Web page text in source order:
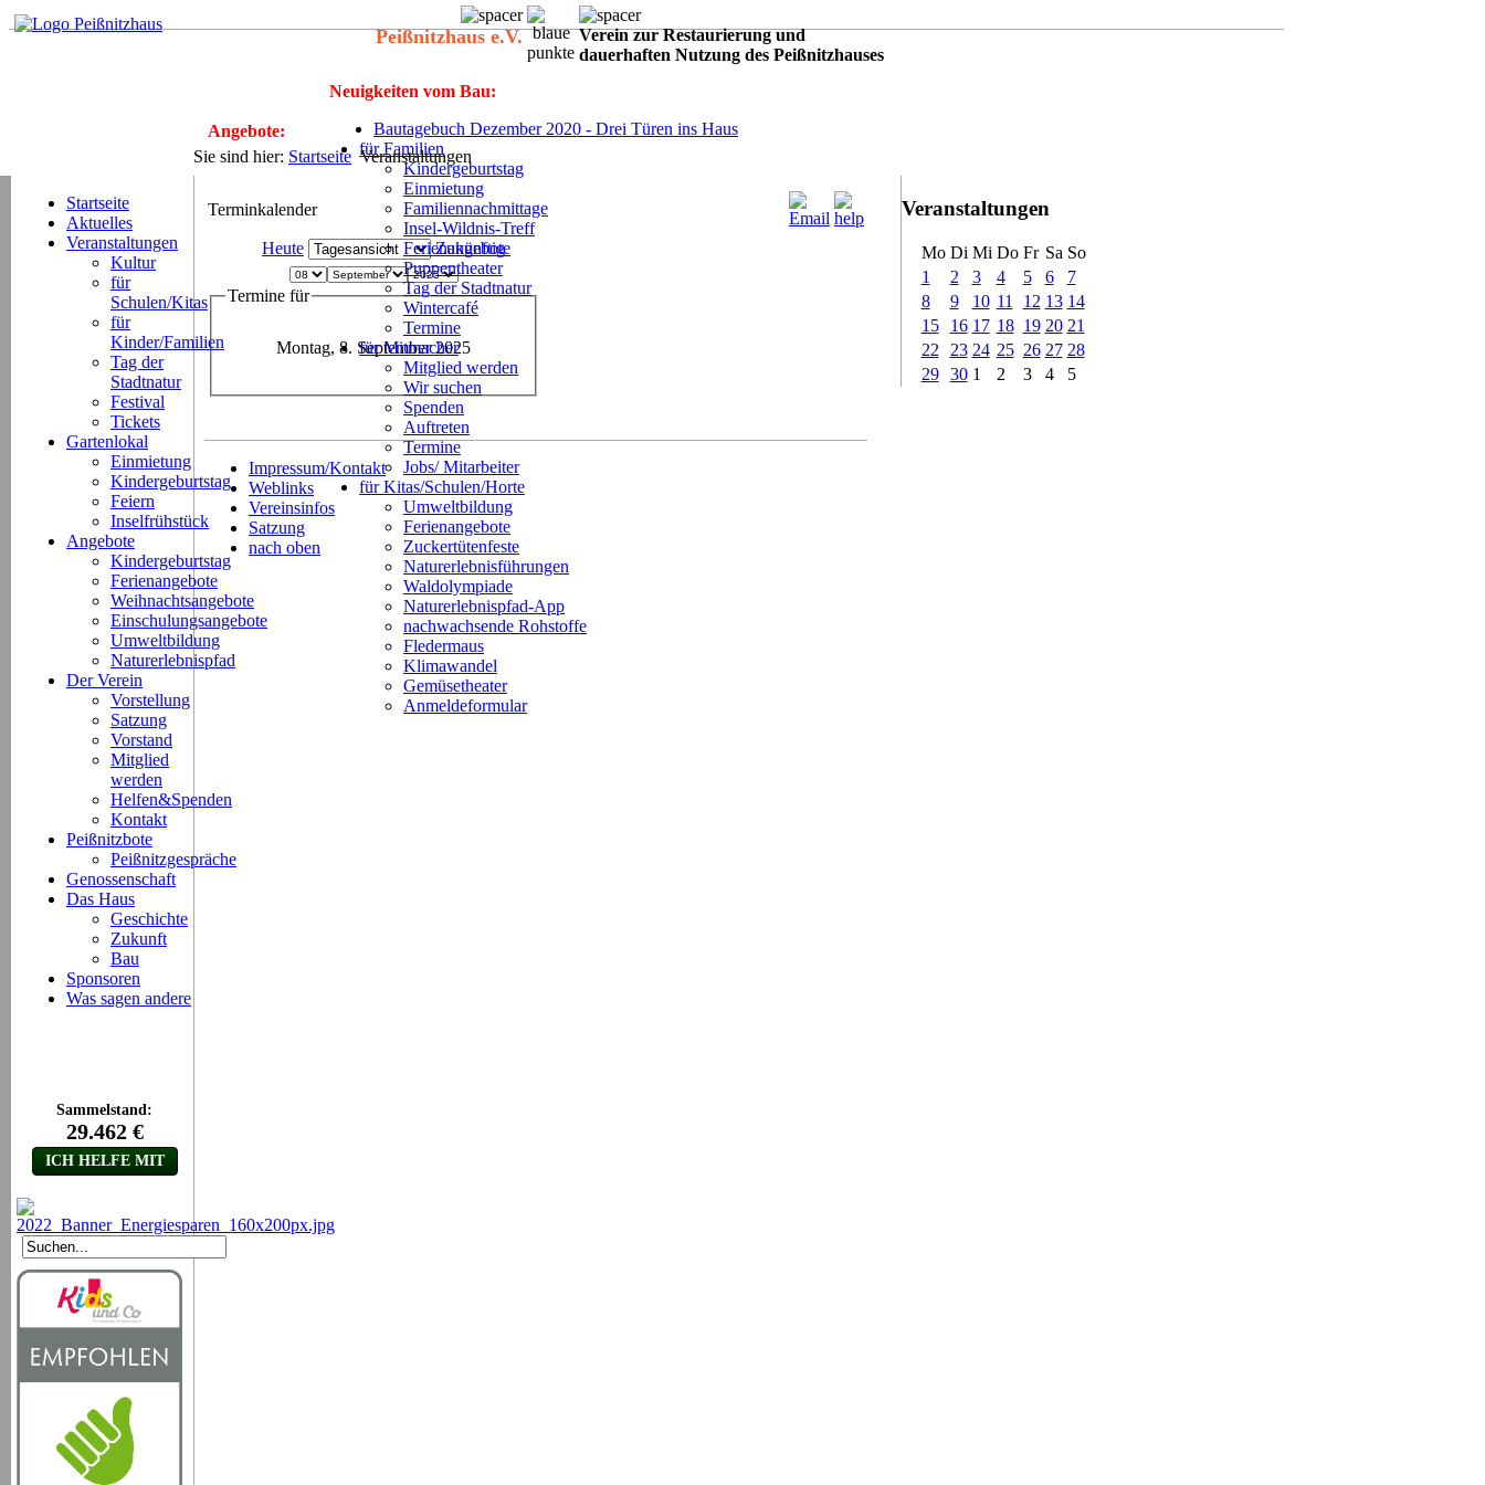
Peißnitzhaus e.V.
Verein zur Restaurierung und
dauerhaften Nutzung des Peißnitzhauses
Neuigkeiten vom Bau:
Bautagebuch Dezember 2020 - Drei Türen ins Haus
für Familien
Kindergeburtstag
Einmietung
Familiennachmittage
Insel-Wildnis-Treff
Ferienangebote
Puppentheater
Tag der Stadtnatur
Wintercafé
Termine
für Mitmacher
Mitglied werden
Wir suchen
Spenden
Auftreten
Termine
Jobs/ Mitarbeiter
für Kitas/Schulen/Horte
Umweltbildung
Ferienangebote
Zuckertütenfeste
Naturerlebnisführungen
Waldolympiade
Naturerlebnispfad-App
nachwachsende Rohstoffe
Fledermaus
Klimawandel
Gemüsetheater
Anmeldeformular
Angebote:
Sie sind hier: Startseite Veranstaltungen
Startseite
Aktuelles
Veranstaltungen
Kultur
für
Schulen/Kitas
für
Kinder/Familien
Tag der
Stadtnatur
Festival
Tickets
Gartenlokal
Einmietung
Kindergeburtstag
Feiern
Inselfrühstück
Angebote
Kindergeburtstag
Ferienangebote
Weihnachtsangebote
Einschulungsangebote
Umweltbildung
Naturerlebnispfad
Der Verein
Vorstellung
Satzung
Vorstand
Mitglied
werden
Helfen&Spenden
Kontakt
Peißnitzbote
Peißnitzgespräche
Genossenschaft
Das Haus
Geschichte
Zukunft
Bau
Sponsoren
Was sagen andere
Veranstaltungen
Mo Di Mi Do Fr Sa So
1
2 3 4 5 6
7
8
9 10 11 12 13 14
15
16 17 18 19 20 21
22
23 24 25 26 27 28
29
30 1 2 3 4 5
Terminkalender
Heute Zukünftig
Termine für
Montag, 8. September 2025
Impressum/Kontakt
Weblinks
Vereinsinfos
Satzung
nach oben